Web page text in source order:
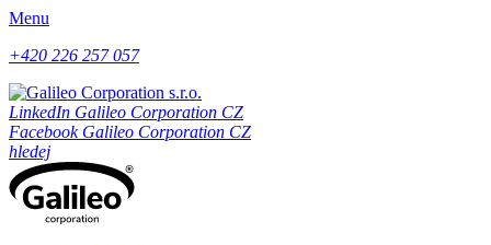
Menu
+420 226 257 057
LinkedIn Galileo Corporation CZ
Facebook Galileo Corporation CZ
hledej